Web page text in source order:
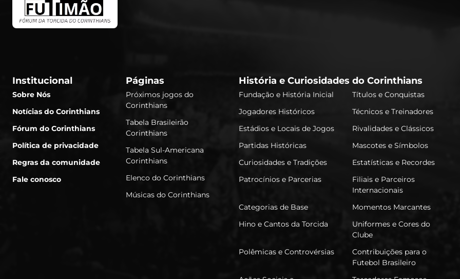
Institucional
Sobre Nós
Notícias do Corinthians
Fórum do Corinthians
Política de privacidade
Regras da comunidade
Fale conosco
Páginas
Próximos jogos do
Corinthians
Tabela Brasileirão
Corinthians
Tabela Sul-Americana
Corinthians
Elenco do Corinthians
Músicas do Corinthians
História e Curiosidades do Corinthians
Fundação e História Inicial
Títulos e Conquistas
Jogadores Históricos
Técnicos e Treinadores
Estádios e Locais de Jogos
Rivalidades e Clássicos
Partidas Históricas
Mascotes e Símbolos
Curiosidades e Tradições
Estatísticas e Recordes
Patrocínios e Parcerias
Filiais e Parceiros
Internacionais
Categorias de Base
Momentos Marcantes
Hino e Cantos da Torcida
Uniformes e Cores do
Clube
Polêmicas e Controvérsias
Contribuições para o
Futebol Brasileiro